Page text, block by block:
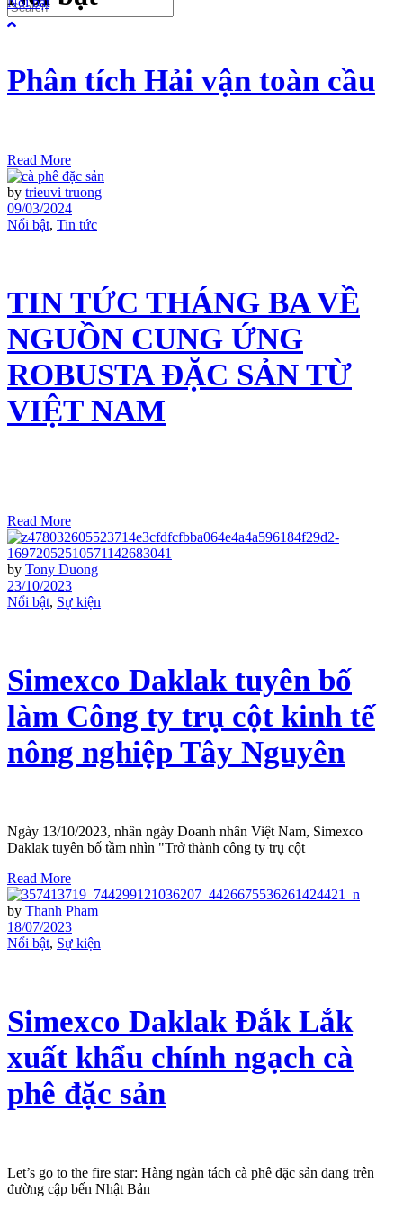
Phân tích Hải vận toàn cầu
Read More
by trieuvi truong
09/03/2024
Nổi bật, Tin tức
TIN TỨC THÁNG BA VỀ
NGUỒN CUNG ỨNG
ROBUSTA ĐẶC SẢN TỪ
VIỆT NAM
Read More
by Tony Duong
23/10/2023
Nổi bật, Sự kiện
Simexco Daklak tuyên bố
làm Công ty trụ cột kinh tế
nông nghiệp Tây Nguyên
Ngày 13/10/2023, nhân ngày Doanh nhân Việt Nam, Simexco
Daklak tuyên bố tầm nhìn "Trở thành công ty trụ cột
Read More
by Thanh Pham
18/07/2023
Nổi bật, Sự kiện
Simexco Daklak Đắk Lắk
xuất khẩu chính ngạch cà
phê đặc sản
Let’s go to the fire star: Hàng ngàn tách cà phê đặc sản đang trên
đường cập bến Nhật Bản